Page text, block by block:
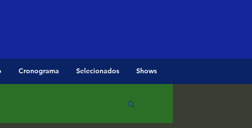
Cronograma Selecionados Shows